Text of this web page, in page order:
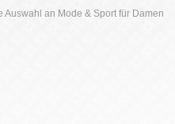
Auswahl an Mode & Sport für Damen